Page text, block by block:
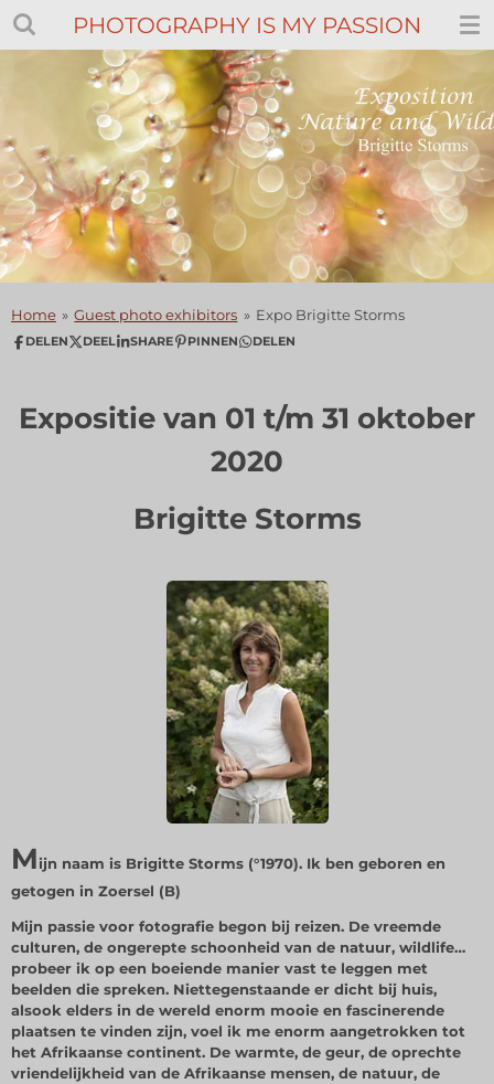
Ga
hoofdinhoud
PHOTOGRAPHY IS MY PASSION
Home » Guest photo exhibitors » Expo Brigitte Storms
DELEN DEEL SHARE PINNEN DELEN
Expositie van 01 t/m 31 oktober
2020
Brigitte Storms
Mijn naam is Brigitte Storms (°1970). Ik ben geboren en
getogen in Zoersel (B)
Mijn passie voor fotografie begon bij reizen. De vreemde
culturen, de ongerepte schoonheid van de natuur, wildlife…
probeer ik op een boeiende manier vast te leggen met
beelden die spreken. Niettegenstaande er dicht bij huis,
alsook elders in de wereld enorm mooie en fascinerende
plaatsen te vinden zijn, voel ik me enorm aangetrokken tot
het Afrikaanse continent. De warmte, de geur, de oprechte
vriendelijkheid van de Afrikaanse mensen, de natuur, de